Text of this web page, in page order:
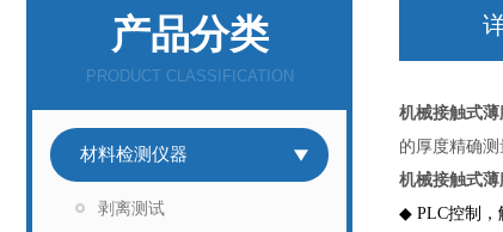
产品分类
PRODUCT CLASSIFICATION
材料检测仪器
剥离测试
机械接触式
的厚度精确测
机械接触式
◆ PLC控制，